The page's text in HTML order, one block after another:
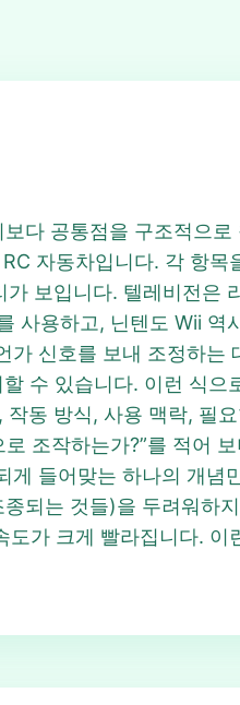
다 공통점을 구조적으
자동차입니다. 각 항
보입니다. 텔레비전은
사용하고, 닌텐도 Wii
가 신호를 보내 조정하
할 수 있습니다. 이런 식
동 방식, 사용 맥락, 필
조작하는가?”를 적어
게 들어맞는 하나의 개
되는 것들)을 두려워하
가 크게 빨라집니다.